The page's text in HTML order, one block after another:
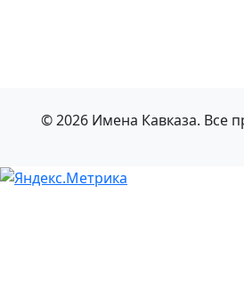
© 2026 Имена Кавказа. Все